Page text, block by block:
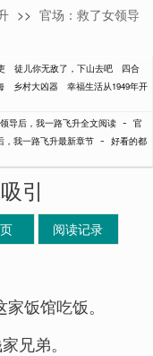
>> 官场：救了女领导
徒儿你无敌了，下山去吧
四合
乡村大凶器
幸福生活从1949年开
导后，我一路飞升全文阅读 - 官
，我一路飞升最新章节 - 好看的都
引
阅读记录
饭馆吃饭。
兄弟。